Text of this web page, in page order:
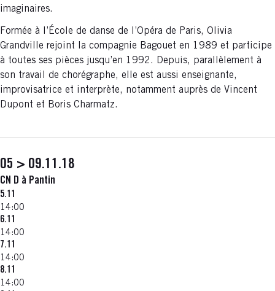
imaginaires.
Formée à l’École de danse de l’Opéra de Paris, Olivia
Grandville rejoint la compagnie Bagouet en 1989 et participe
à toutes ses pièces jusqu’en 1992. Depuis, parallèlement à
son travail de chorégraphe, elle est aussi enseignante,
improvisatrice et interprète, notamment auprès de Vincent
Dupont et Boris Charmatz.
05 > 09.11.18
CN D à Pantin
5.11
14:00
6.11
14:00
7.11
14:00
8.11
14:00